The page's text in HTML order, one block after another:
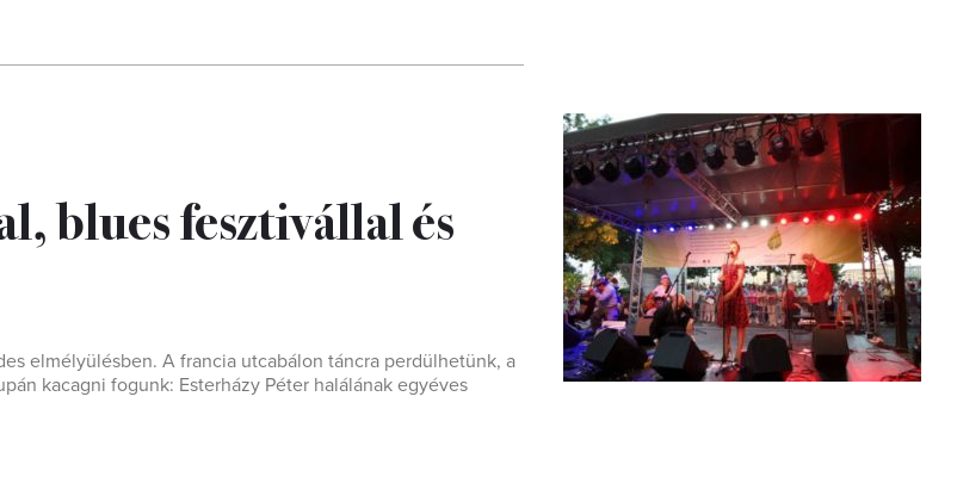
blues fesztivállal és
elmélyülésben. A francia utcabálon táncra perdülhetünk, a
kacagni fogunk: Esterházy Péter halálának egyéves